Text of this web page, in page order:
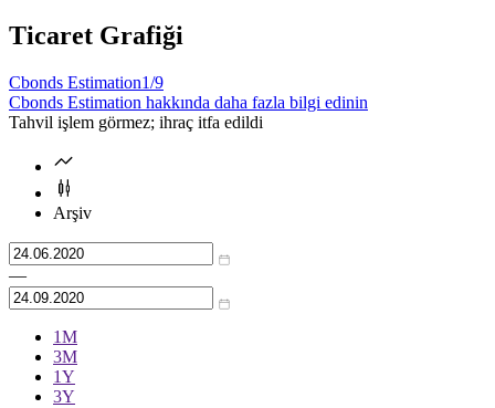
Ticaret Grafiği
Cbonds Estimation1/9
Cbonds Estimation hakkında daha fazla bilgi edinin
Tahvil işlem görmez; ihraç itfa edildi
Arşiv
—
1М
3М
1Y
3Y